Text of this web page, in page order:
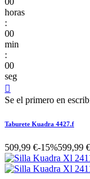
horas
:
00
min
:
00
seg

Se el primero en
Taburete Kuadra 4427.f
509,99 €-15%599,99 €